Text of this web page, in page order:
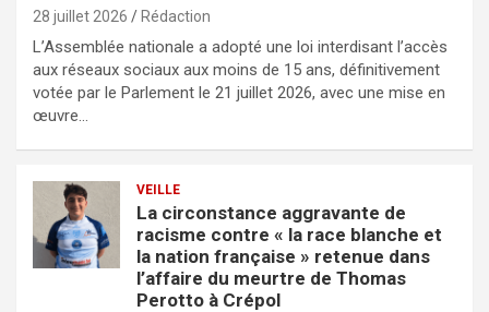
28 juillet 2026 Rédaction
L’Assemblée nationale a adopté une loi interdisant l’accès
aux réseaux sociaux aux moins de 15 ans, définitivement
votée par le Parlement le 21 juillet 2026, avec une mise en
œuvre…
VEILLE
La circonstance aggravante de
racisme contre « la race blanche et
la nation française » retenue dans
l’affaire du meurtre de Thomas
Perotto à Crépol